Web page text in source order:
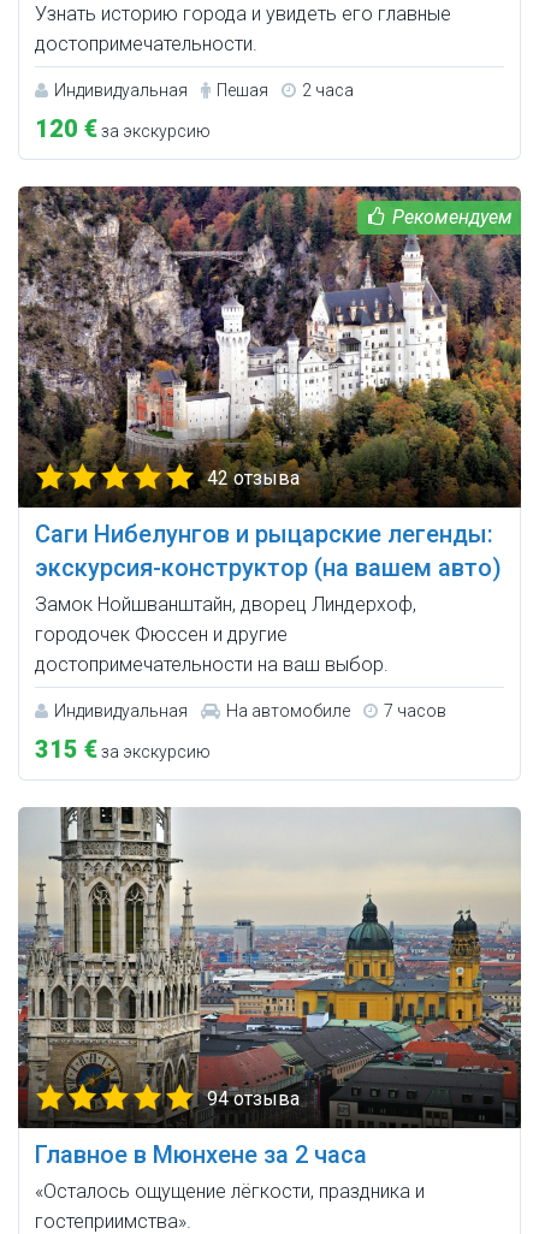
Узнать историю города и увидеть его главные
достопримечательности.
Индивидуальная Пешая 2 часа
120 €за экскурсию
42 отзыва
Саги Нибелунгов и рыцарские легенды:
экскурсия-конструктор (на вашем авто)
Замок Нойшванштайн, дворец Линдерхоф,
городочек Фюссен и другие
достопримечательности на ваш выбор.
Индивидуальная На автомобиле 7 часов
315 €за экскурсию
94 отзыва
Главное в Мюнхене за 2 часа
«Осталось ощущение лёгкости, праздника и
гостеприимства».